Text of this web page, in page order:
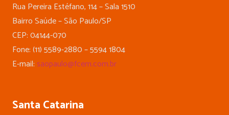
Rua Pereira Estéfano, 114 – Sala 1510
Bairro Saúde – São Paulo/SP
CEP: 04144-070
Fone: (11) 5589-2880 – 5594 1804
E-mail: saopaulo@fcem.com.br
Santa Catarina